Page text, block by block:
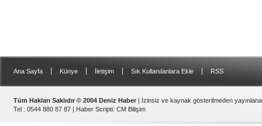
Ana Sayfa Künye İletişim Sık Kullanılanlara Ekle RSS
Tüm Hakları Saklıdır © 2004 Deniz Haber | İzinsiz ve kaynak gösterilmeden
Tel : 0544 880 87 87 | Haber Scripti: CM Bilişim